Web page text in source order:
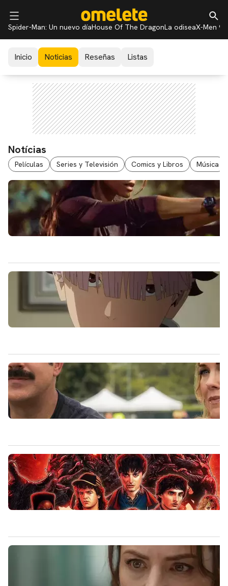
Spider-Man: Un nuevo díaHouse Of The DragonLa odiseaX-Men 97
Inicio Noticias Reseñas Listas
Notícias
Películas Series y Televisión Comics y Libros Música